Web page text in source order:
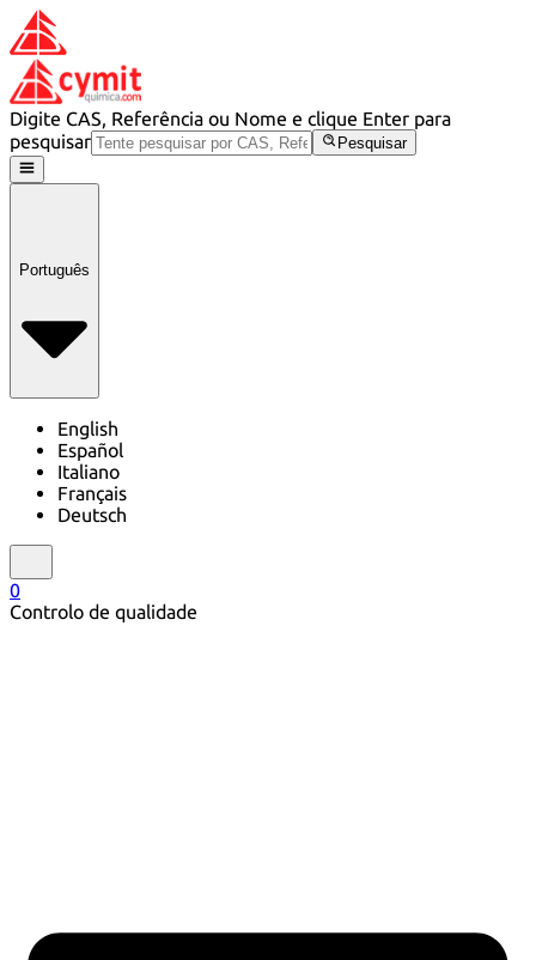
Digite CAS, Referência ou Nome e clique Enter para
pesquisar
Pesquisar
Português
English
Español
Italiano
Français
Deutsch
0
Controlo de qualidade